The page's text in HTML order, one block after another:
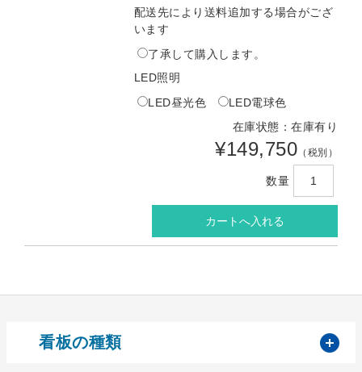
配送先により送料追加する場合がござ
います
了承して購入します。
LED照明
LED昼光色
LED電球色
在庫状態：在庫有り
¥149,750 （税別）
数量
看板の種類